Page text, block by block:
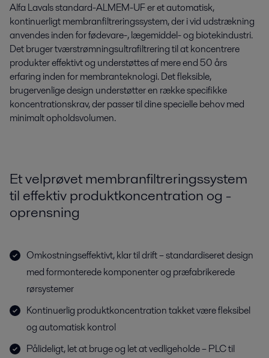
Alfa Lavals standard-ALMEM-UF er et automatisk,
kontinuerligt membranfiltreringssystem, der i vid udstrækning
anvendes inden for fødevare-, lægemiddel- og biotekindustri.
Det bruger tværstrømningsultrafiltrering til at koncentrere
produkter effektivt og understøttes af mere end 50 års
erfaring inden for membranteknologi. Det fleksible,
brugervenlige design understøtter en række specifikke
koncentrationskrav, der passer til dine specielle behov med
minimalt opholdsvolumen.
Et velprøvet membranfiltreringssystem
til effektiv produktkoncentration og -
oprensning
Omkostningseffektivt, klar til drift – standardiseret design
med formonterede komponenter og præfabrikerede
rørsystemer
Kontinuerlig produktkoncentration takket være fleksibel
og automatisk kontrol
Pålideligt, let at bruge og let at vedligeholde – PLC til